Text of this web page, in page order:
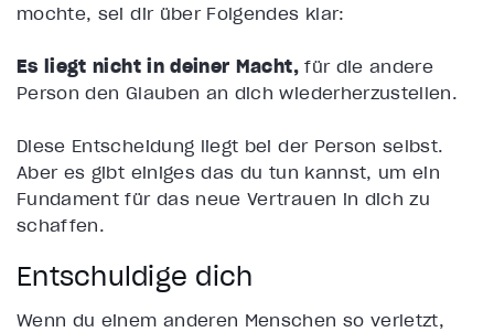
möchte, sei dir über Folgendes klar:
Es liegt nicht in deiner Macht,für die andere
Person den Glauben an dich wiederherzustellen.
Diese Entscheidung liegt bei der Person selbst.
Aber es gibt einiges das du tun kannst, um ein
Fundament für das neue Vertrauen in dich zu
schaffen.
Entschuldige dich
Wenn du einem anderen Menschen so verletzt,